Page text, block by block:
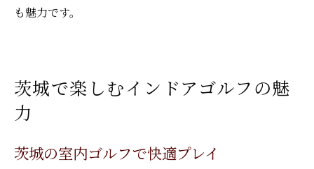
も魅力です。
茨城で楽しむインドアゴルフの魅
力
茨城の室内ゴルフで快適プレイ